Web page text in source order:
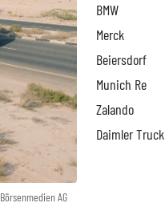
AG
BMW
Merck
Beiersdorf
Munich Re
Zalando
Daimler Truck